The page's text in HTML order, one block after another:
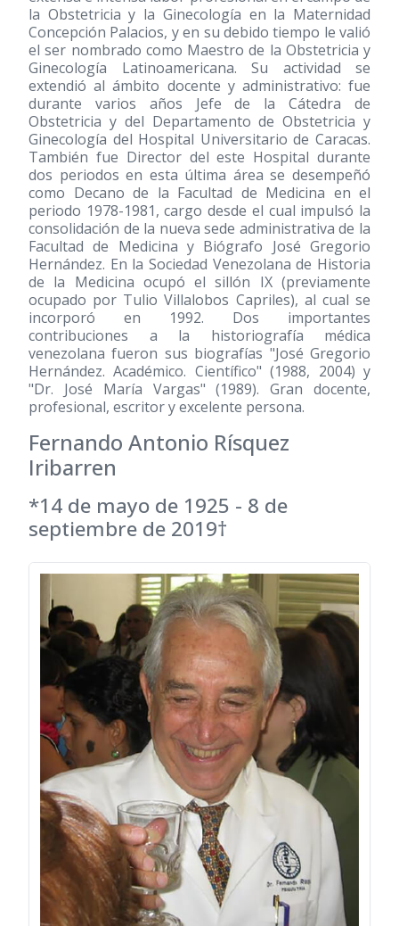
la Obstetricia y la Ginecología en la Maternidad
Concepción Palacios, y en su debido tiempo le valió
el ser nombrado como Maestro de la Obstetricia y
Ginecología Latinoamericana. Su actividad se
extendió al ámbito docente y administrativo: fue
durante varios años Jefe de la Cátedra de
Obstetricia y del Departamento de Obstetricia y
Ginecología del Hospital Universitario de Caracas.
También fue Director del este Hospital durante
dos periodos en esta última área se desempeñó
como Decano de la Facultad de Medicina en el
periodo 1978-1981, cargo desde el cual impulsó la
consolidación de la nueva sede administrativa de la
Facultad de Medicina y Biógrafo José Gregorio
Hernández. En la Sociedad Venezolana de Historia
de la Medicina ocupó el sillón IX (previamente
ocupado por Tulio Villalobos Capriles), al cual se
incorporó en 1992. Dos importantes
contribuciones a la historiografía médica
venezolana fueron sus biografías "José Gregorio
Hernández. Académico. Científico" (1988, 2004) y
"Dr. José María Vargas" (1989). Gran docente,
profesional, escritor y excelente persona.
Fernando Antonio Rísquez
Iribarren
*14 de mayo de 1925 - 8 de
septiembre de 2019†